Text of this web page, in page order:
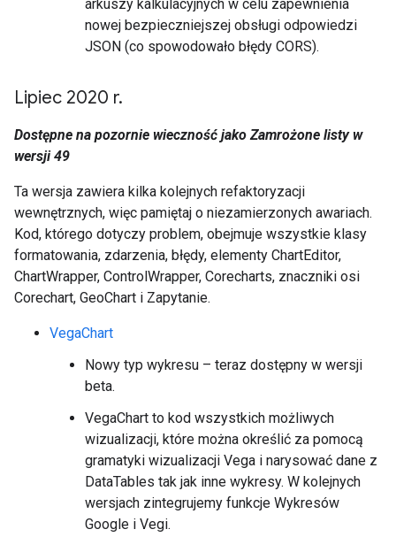
arkuszy kalkulacyjnych w celu zapewnienia
nowej bezpieczniejszej obsługi odpowiedzi
JSON (co spowodowało błędy CORS).
Lipiec 2020 r.
Dostępne na pozornie wieczność jako Zamrożone listy w
wersji 49
Ta wersja zawiera kilka kolejnych refaktoryzacji
wewnętrznych, więc pamiętaj o niezamierzonych awariach.
Kod, którego dotyczy problem, obejmuje wszystkie klasy
formatowania, zdarzenia, błędy, elementy ChartEditor,
ChartWrapper, ControlWrapper, Corecharts, znaczniki osi
Corechart, GeoChart i Zapytanie.
VegaChart
Nowy typ wykresu – teraz dostępny w wersji
beta.
VegaChart to kod wszystkich możliwych
wizualizacji, które można określić za pomocą
gramatyki wizualizacji Vega i narysować dane z
DataTables tak jak inne wykresy. W kolejnych
wersjach zintegrujemy funkcje Wykresów
Google i Vegi.